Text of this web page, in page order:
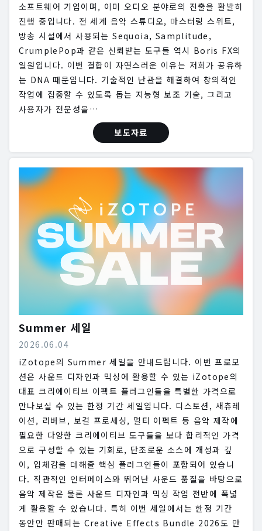
소프트웨어 기업이며, 이미 오디오 분야로의 진출을 활발히
진행 중입니다. 전 세계 음악 스튜디오, 마스터링 스위트,
방송 시설에서 사용되는 Sequoia, Samplitude,
CrumplePop과 같은 신뢰받는 도구들 역시 Boris FX의
일원입니다. 이번 결합이 자연스러운 이유는 저희가 공유하
는 DNA 때문입니다. 기술적인 난관을 해결하여 창의적인
작업에 집중할 수 있도록 돕는 지능형 보조 기술, 그리고
사용자가 전문성을…
보도자료
Summer 세일
2026.06.04
iZotope의 Summer 세일을 안내드립니다. 이번 프로모
션은 사운드 디자인과 믹싱에 활용할 수 있는 iZotope의
대표 크리에이티브 이펙트 플러그인들을 특별한 가격으로
만나보실 수 있는 한정 기간 세일입니다. 디스토션, 새츄레
이션, 리버브, 보컬 프로세싱, 멀티 이펙트 등 음악 제작에
필요한 다양한 크리에이티브 도구들을 보다 합리적인 가격
으로 구성할 수 있는 기회로, 단조로운 소스에 개성과 깊
이, 입체감을 더해줄 핵심 플러그인들이 포함되어 있습니
다. 직관적인 인터페이스와 뛰어난 사운드 품질을 바탕으로
음악 제작은 물론 사운드 디자인과 믹싱 작업 전반에 폭넓
게 활용할 수 있습니다. 특히 이번 세일에서는 한정 기간
동안만 판매되는 Creative Effects Bundle 2026도 만